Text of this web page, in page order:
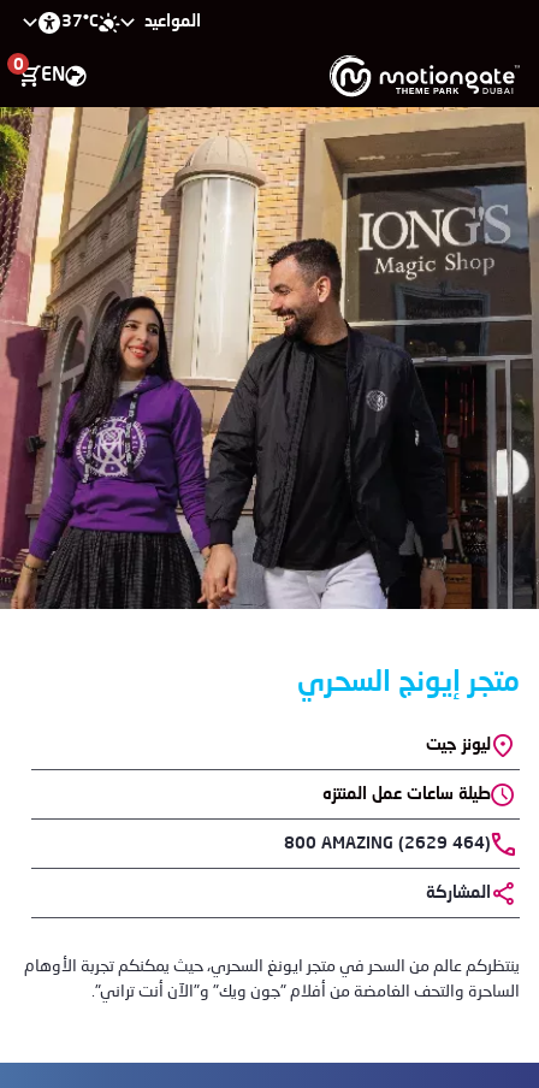
37°C المواعيد
EN
0
متجر إيونج السحري
Location
ليونز جيت
طيلة ساعات عمل المنتزه
Phone
800 AMAZING (2629 464)
المشاركة
ينتظركم عالم من السحر في متجر ايونغ السحري، حيث يمكنكم تجربة الأوهام
الساحرة والتحف الغامضة من أفلام "جون ويك" و"الآن أنت تراني".